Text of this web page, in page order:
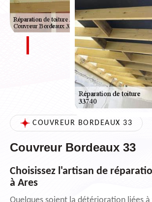
COUVREUR BORDEAUX 33
Couvreur Bordeaux 33
Choisissez l'artisan de
à Ares
Quelques soient la détérioration liées